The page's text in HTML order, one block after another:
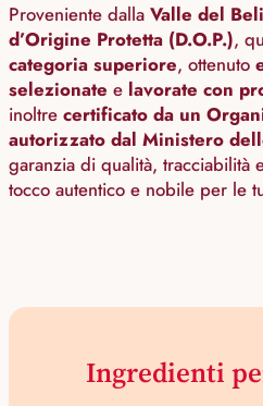
Proveniente dalla Valle del
d’Origine Protetta (D.O.P.),
categoria superiore, ottenuto
selezionate e lavorate con
inoltre certificato da un
autorizzato dal Ministero
garanzia di qualità, tracciabilità
tocco autentico e nobile per le
Ingredienti